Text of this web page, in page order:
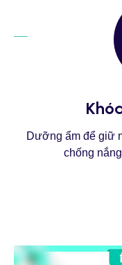
Dưỡng ẩm để giữ
chống